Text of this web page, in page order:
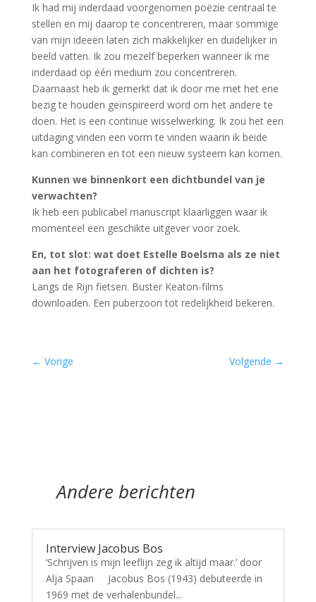
Ik had mij inderdaad voorgenomen poëzie centraal te
stellen en mij daarop te concentreren, maar sommige
van mijn ideeën laten zich makkelijker en duidelijker in
beeld vatten. Ik zou mezelf beperken wanneer ik me
inderdaad op één medium zou concentreren.
Daarnaast heb ik gemerkt dat ik door me met het ene
bezig te houden geïnspireerd word om het andere te
doen. Het is een continue wisselwerking. Ik zou het een
uitdaging vinden een vorm te vinden waarin ik beide
kan combineren en tot een nieuw systeem kan komen.
Kunnen we binnenkort een dichtbundel van je
verwachten?
Ik heb een publicabel manuscript klaarliggen waar ik
momenteel een geschikte uitgever voor zoek.
En, tot slot: wat doet Estelle Boelsma als ze niet
aan het fotograferen of dichten is?
Langs de Rijn fietsen. Buster Keaton-films
downloaden. Een puberzoon tot redelijkheid bekeren.
← Vorige Volgende →
Andere berichten
Interview Jacobus Bos
‘Schrijven is mijn leeflijn zeg ik altijd maar.’ door
Alja Spaan Jacobus Bos (1943) debuteerde in
1969 met de verhalenbundel...